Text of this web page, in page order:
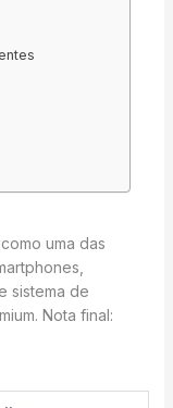
uma das
sistema de
Nota final: